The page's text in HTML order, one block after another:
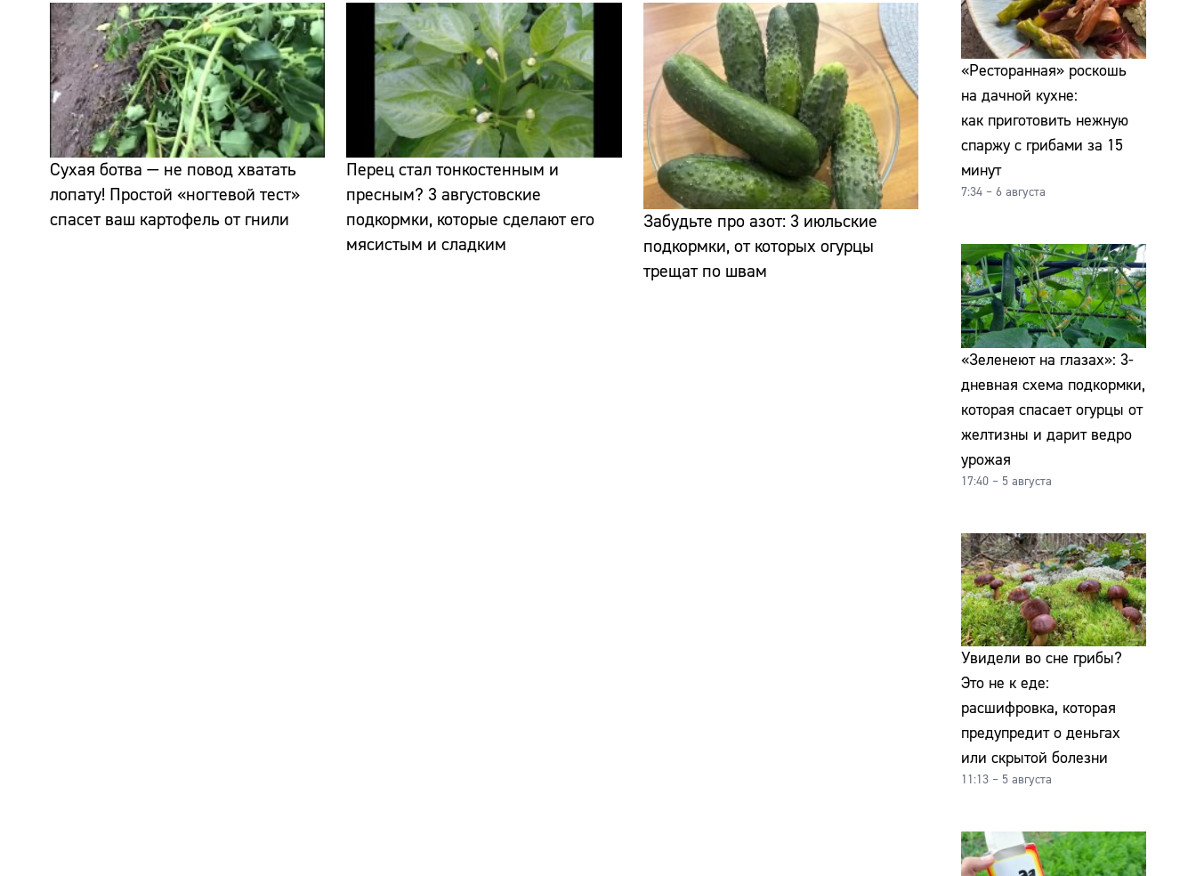
Сухая ботва — не повод хватать
лопату! Простой «ногтевой тест»
спасет ваш картофель от гнили
Перец стал тонкостенным и
пресным? 3 августовские
подкормки, которые сделают его
мясистым и сладким
Забудьте про азот: 3 июльские
подкормки, от которых огурцы
трещат по швам
«Ресторанная» роскошь
на дачной кухне:
как приготовить нежную
спаржу с грибами за 15
минут
7:34 – 6 августа
«Зеленеют на глазах»: 3-
дневная схема подкормки,
которая спасает огурцы от
желтизны и дарит ведро
урожая
17:40 – 5 августа
Увидели во сне грибы?
Это не к еде:
расшифровка, которая
предупредит о деньгах
или скрытой болезни
11:13 – 5 августа
Сайт:
Адрес:
Телефон: